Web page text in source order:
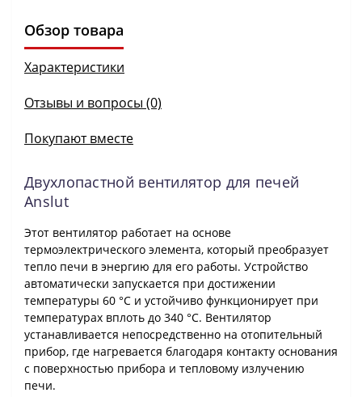
Обзор товара
Характеристики
Отзывы и вопросы (0)
Покупают вместе
Двухлопастной вентилятор для печей
Anslut
Этот вентилятор работает на основе
термоэлектрического элемента, который преобразует
тепло печи в энергию для его работы. Устройство
автоматически запускается при достижении
температуры 60 °C и устойчиво функционирует при
температурах вплоть до 340 °C. Вентилятор
устанавливается непосредственно на отопительный
прибор, где нагревается благодаря контакту основания
с поверхностью прибора и тепловому излучению
печи.